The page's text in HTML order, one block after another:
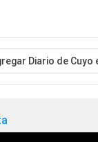
Diario de Cuyo